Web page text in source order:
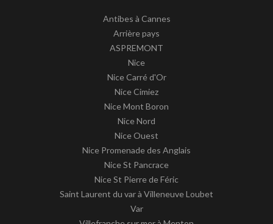
Antibes à Cannes
Arrière pays
ASPREMONT
Nice
Nice Carré d'Or
Nice Cimiez
Nice Mont Boron
Nice Nord
Nice Ouest
Nice Promenade des Anglais
Nice St Pancrace
Nice St Pierre de Féric
Saint Laurent du var à Villeneuve Loubet
Var